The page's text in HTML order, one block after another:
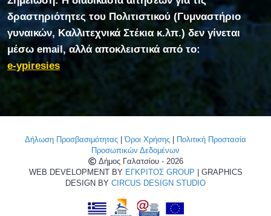
δραστηριότητες του Πολιτιστικού (Γυμναστήριο
γυναικών, Καλλιτεχνικά Στέκια κ.λπ.) δεν γίνεται
μέσω email, αλλά αποκλειστικά από το:
e-ypiresies
Δήλωση Προσβασιμότητας |Όροι Χρήσης
Πολιτική Προστασία
Προσωπικών Δεδομένων
Δήμος Γαλατσίου - 2026
WEB DEVELOPMENT BY ΕΓΚΡΙΤΟΣ GROUP | GRAPHICS
DESIGN BY CIRCUS DESIGN STUDIO